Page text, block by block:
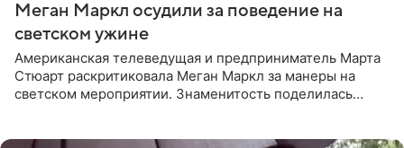
Меган Маркл осудили за поведение на
светском ужине
Американская телеведущая и предприниматель Марта
Стюарт раскритиковала Меган Маркл за манеры на
светском мероприятии. Знаменитость поделилась